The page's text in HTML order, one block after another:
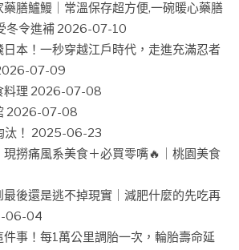
藥膳鱸鰻｜常溫保存超方便,一碗暖心藥膳
冬令進補 2026-07-10
本！一秒穿越江戶時代，走進充滿忍者
07-09
料理 2026-07-08
2026-07-08
！ 2025-06-23
撈痛風系美食＋必買零嘴🔥｜桃園美食
後還是逃不掉現實｜減肥什麼的先吃再
06-04
事！每1萬公里調胎一次，輪胎壽命延